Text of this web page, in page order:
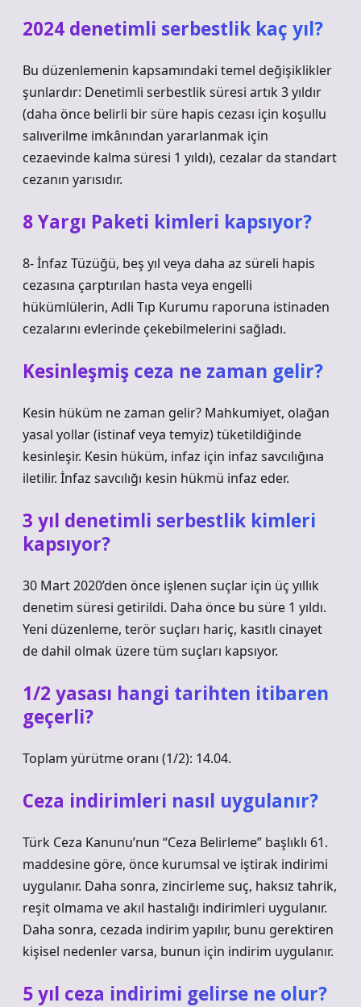
2024 denetimli serbestlik kaç yıl?
Bu düzenlemenin kapsamındaki temel değişiklikler
şunlardır: Denetimli serbestlik süresi artık 3 yıldır
(daha önce belirli bir süre hapis cezası için koşullu
salıverilme imkânından yararlanmak için
cezaevinde kalma süresi 1 yıldı), cezalar da standart
cezanın yarısıdır.
8 Yargı Paketi kimleri kapsıyor?
8- İnfaz Tüzüğü, beş yıl veya daha az süreli hapis
cezasına çarptırılan hasta veya engelli
hükümlülerin, Adli Tıp Kurumu raporuna istinaden
cezalarını evlerinde çekebilmelerini sağladı.
Kesinleşmiş ceza ne zaman gelir?
Kesin hüküm ne zaman gelir? Mahkumiyet, olağan
yasal yollar (istinaf veya temyiz) tüketildiğinde
kesinleşir. Kesin hüküm, infaz için infaz savcılığına
iletilir. İnfaz savcılığı kesin hükmü infaz eder.
3 yıl denetimli serbestlik kimleri
kapsıyor?
30 Mart 2020’den önce işlenen suçlar için üç yıllık
denetim süresi getirildi. Daha önce bu süre 1 yıldı.
Yeni düzenleme, terör suçları hariç, kasıtlı cinayet
de dahil olmak üzere tüm suçları kapsıyor.
1/2 yasası hangi tarihten itibaren
geçerli?
Toplam yürütme oranı (1/2): 14.04.
Ceza indirimleri nasıl uygulanır?
Türk Ceza Kanunu’nun “Ceza Belirleme” başlıklı 61.
maddesine göre, önce kurumsal ve iştirak indirimi
uygulanır. Daha sonra, zincirleme suç, haksız tahrik,
reşit olmama ve akıl hastalığı indirimleri uygulanır.
Daha sonra, cezada indirim yapılır, bunu gerektiren
kişisel nedenler varsa, bunun için indirim uygulanır.
5 yıl ceza indirimi gelirse ne olur?